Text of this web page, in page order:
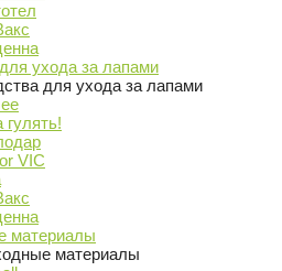
ухода за лапами
для ухода за лапами
гулять!
VIC
материалы
материалы